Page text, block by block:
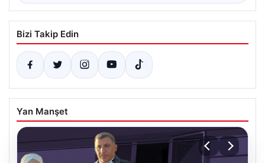
Bizi Takip Edin
Yan Manşet